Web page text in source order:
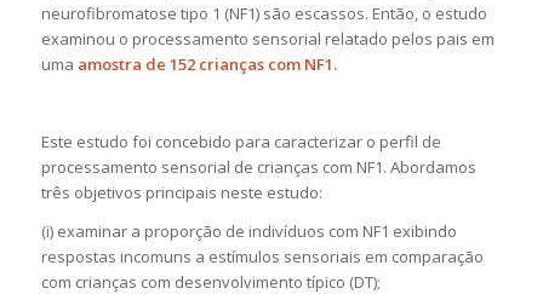
neurofibromatose tipo 1 (NF1) são escassos. Então, o estudo
examinou o processamento sensorial relatado pelos pais em
uma amostra de 152 crianças com NF1.
Este estudo foi concebido para caracterizar o perfil de
processamento sensorial de crianças com NF1. Abordamos
três objetivos principais neste estudo:
(i) examinar a proporção de indivíduos com NF1 exibindo
respostas incomuns a estímulos sensoriais em comparação
com crianças com desenvolvimento típico (DT);